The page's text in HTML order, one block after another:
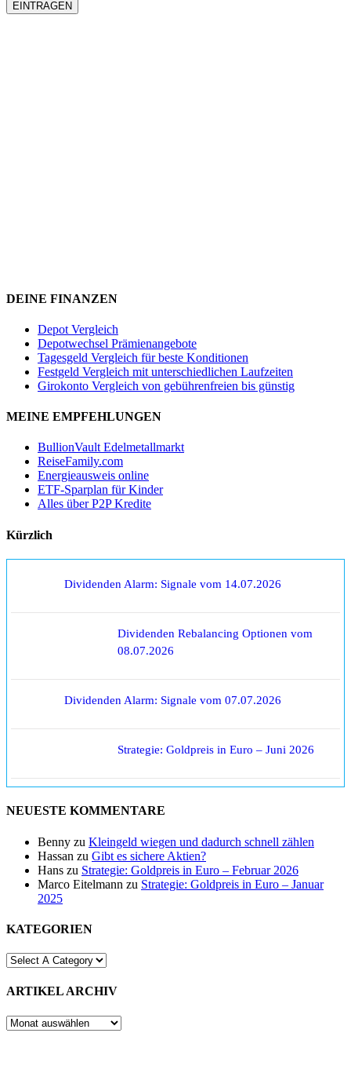
DEINE FINANZEN
Depot Vergleich
Depotwechsel Prämienangebote
Tagesgeld Vergleich für beste Konditionen
Festgeld Vergleich mit unterschiedlichen Laufzeiten
Girokonto Vergleich von gebührenfreien bis günstig
MEINE EMPFEHLUNGEN
BullionVault Edelmetallmarkt
ReiseFamily.com
Energieausweis online
ETF-Sparplan für Kinder
Alles über P2P Kredite
Kürzlich
Dividenden Alarm: Signale vom 14.07.2026
Dividenden Rebalancing Optionen vom
08.07.2026
Dividenden Alarm: Signale vom 07.07.2026
Strategie: Goldpreis in Euro – Juni 2026
NEUESTE KOMMENTARE
Benny zu Kleingeld wiegen und dadurch schnell zählen
Hassan zu Gibt es sichere Aktien?
Hans zu Strategie: Goldpreis in Euro – Februar 2026
Marco Eitelmann zu Strategie: Goldpreis in Euro – Januar
2025
KATEGORIEN
ARTIKEL ARCHIV
ARTIKEL